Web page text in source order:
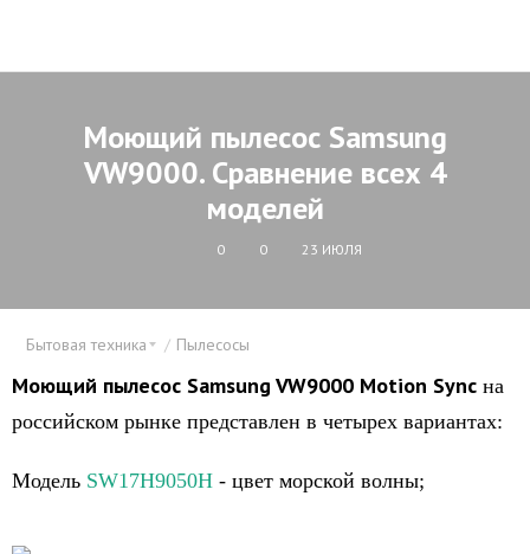
Моющий пылесос Samsung
VW9000. Сравнение всех 4
моделей
0 0 23 ИЮЛЯ
Бытовая техника Пылесосы
Моющий пылесос Samsung VW9000 Motion Sync на
российском рынке представлен в четырех вариантах:
Модель SW17H9050H - цвет морской волны;